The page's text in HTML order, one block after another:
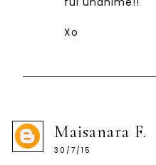
Xo
Maisanara F.
30/7/15